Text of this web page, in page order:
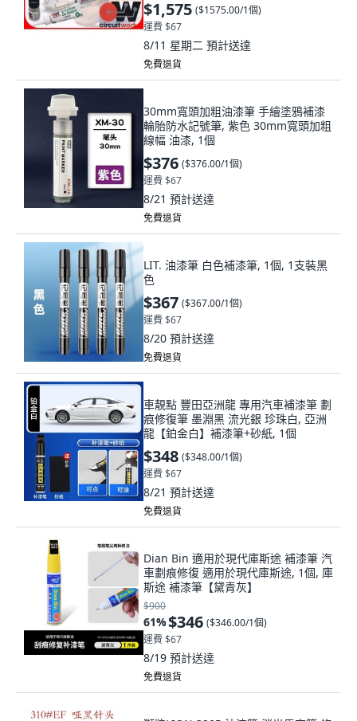
$1,575 ($1575.00/1個)
運費 $67
8/11 星期二 預計送達
免費退貨
30mm寬頭加粗油漆筆 手繪塗鴉補漆
輪胎防水記號筆, 紫色 30mm寬頭加粗
線幅 油漆, 1個
$376 ($376.00/1個)
運費 $67
8/21 預計送達
免費退貨
LIT. 油漆筆 白色補漆筆, 1個, 1支裝黑
色
$367 ($367.00/1個)
運費 $67
8/20 預計送達
免費退貨
車靚點 豐田亞洲龍 專用汽車補漆筆 劃
痕修復筆 墨淵黑 流光銀 珍珠白, 亞洲
龍【鉑金白】補漆筆+砂紙, 1個
$348 ($348.00/1個)
運費 $67
8/21 預計送達
免費退貨
Dian Bin 適用於現代庫斯途 補漆筆 汽
車劃痕修復 適用於現代庫斯途, 1個, 庫
斯途 補漆筆【黛青灰】
$900
61%$346 ($346.00/1個)
運費 $67
8/19 預計送達
免費退貨